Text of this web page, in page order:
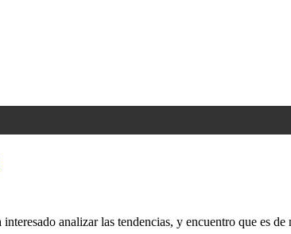
analizar las tendencias, y encuentro que es